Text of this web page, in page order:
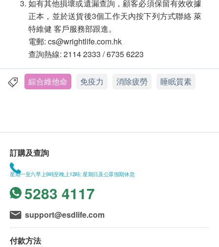
如有其他損壞或遺漏查詢，顧客必須保留有效收據
正本，並於送貨後3個工作天內按下列方式聯絡 萊
特維健 客戶服務部跟進。
電郵: cs@wrightlife.com.hk
查詢熱線: 2114 2333 / 6735 6223
綜合維他命 免疫力 消除疲勞 睡眠質素
訂購及查詢
星期一至六早上9時至晚上12時; 星期日及公眾假期休息
5283 4117
support@esdlife.com
付款方法